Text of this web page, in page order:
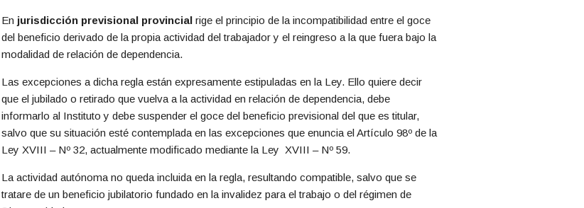
En jurisdicción previsional provincialrige el principio de la incompatibilidad entre el goce
del beneficio derivado de la propia actividad del trabajador y el reingreso a la que fuera bajo la
modalidad de relación de dependencia.
Las excepciones a dicha regla están expresamente estipuladas en la Ley. Ello quiere decir
que el jubilado o retirado que vuelva a la actividad en relación de dependencia, debe
informarlo al Instituto y debe suspender el goce del beneficio previsional del que es titular,
salvo que su situación esté contemplada en las excepciones que enuncia el Artículo 98º de la
Ley XVIII – Nº 32, actualmente modificado mediante la Ley XVIII – Nº 59.
La actividad autónoma no queda incluida en la regla, resultando compatible, salvo que se
tratare de un beneficio jubilatorio fundado en la invalidez para el trabajo o del régimen de